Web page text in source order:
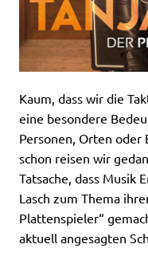
Kaum, dass wir die
eine besondere
Personen, Orten oder
schon reisen wir
Tatsache, dass Musik
Lasch zum Thema
Plattenspieler“
aktuell angesagten